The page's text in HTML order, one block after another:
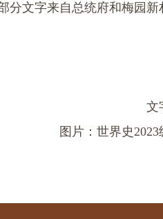
分文字来自总统府和梅园新
文
图片：世界史2023